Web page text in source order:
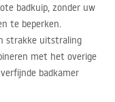
badkuip, zonder uw
te beperken.
strakke uitstraling
met het overige
badkamer